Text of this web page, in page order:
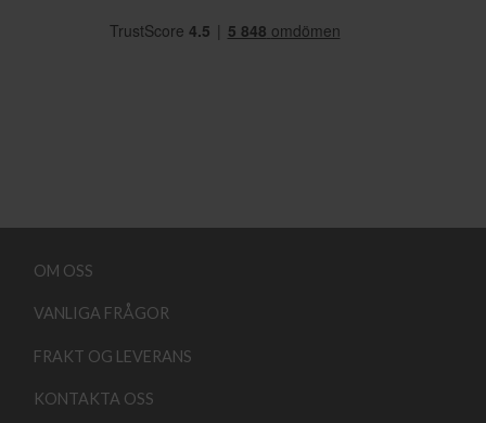
OM OSS
VANLIGA FRÅGOR
FRAKT OG LEVERANS
KONTAKTA OSS